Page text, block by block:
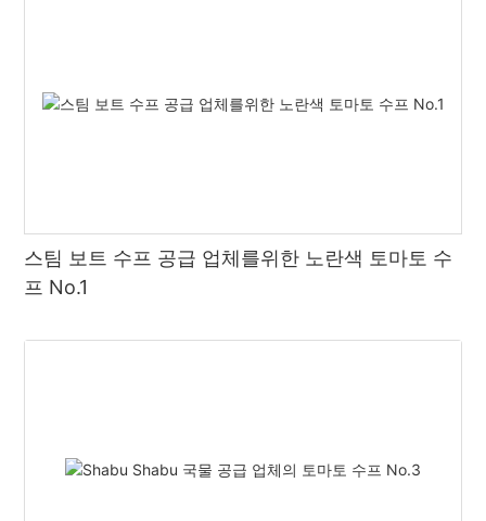
스팀 보트 수프 공급 업체를위한 노란색 토마토 수
프 No.1